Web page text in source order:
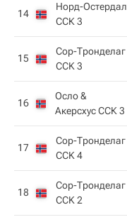
14
Норд-Остердал
ССК 3
15
Сор-Тронделаг
CCK 3
16
Осло &
Акерсхус ССК 3
17
Сор-Тронделаг
CCK 4
18
Сор-Тронделаг
CCK 2